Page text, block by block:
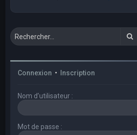
Connexion • Inscription
Nom d’utilisateur :
Mot de passe :